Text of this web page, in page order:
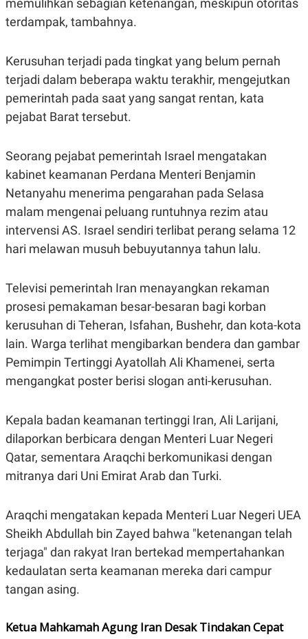
terdampak, tambahnya.
Kerusuhan terjadi pada tingkat yang belum pernah
terjadi dalam beberapa waktu terakhir, mengejutkan
pemerintah pada saat yang sangat rentan, kata
pejabat Barat tersebut.
Seorang pejabat pemerintah Israel mengatakan
kabinet keamanan Perdana Menteri Benjamin
Netanyahu menerima pengarahan pada Selasa
malam mengenai peluang runtuhnya rezim atau
intervensi AS. Israel sendiri terlibat perang selama 12
hari melawan musuh bebuyutannya tahun lalu.
Televisi pemerintah Iran menayangkan rekaman
prosesi pemakaman besar-besaran bagi korban
kerusuhan di Teheran, Isfahan, Bushehr, dan kota-kota
lain. Warga terlihat mengibarkan bendera dan gambar
Pemimpin Tertinggi Ayatollah Ali Khamenei, serta
mengangkat poster berisi slogan anti-kerusuhan.
Kepala badan keamanan tertinggi Iran, Ali Larijani,
dilaporkan berbicara dengan Menteri Luar Negeri
Qatar, sementara Araqchi berkomunikasi dengan
mitranya dari Uni Emirat Arab dan Turki.
Araqchi mengatakan kepada Menteri Luar Negeri UEA
Sheikh Abdullah bin Zayed bahwa "ketenangan telah
terjaga" dan rakyat Iran bertekad mempertahankan
kedaulatan serta keamanan mereka dari campur
tangan asing.
Ketua Mahkamah Agung Iran Desak Tindakan Cepat